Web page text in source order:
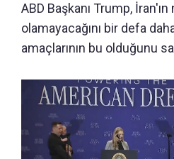
ABD Başkanı Trump,
olamayacağını bir defa
amaçlarının bu olduğunu